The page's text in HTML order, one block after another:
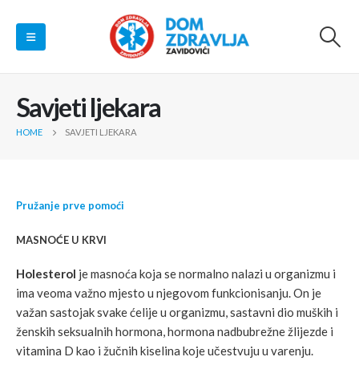
Savjeti ljekara
HOME SAVJETI LJEKARA
Pružanje prve pomoći
MASNOĆE U KRVI
Holesterol je masnoća koja se normalno nalazi u organizmu i
ima veoma važno mjesto u njegovom funkcionisanju. On je
važan sastojak svake ćelije u organizmu, sastavni dio muških i
ženskih seksualnih hormona, hormona nadbubrežne žlijezde i
vitamina D kao i žučnih kiselina koje učestvuju u varenju.